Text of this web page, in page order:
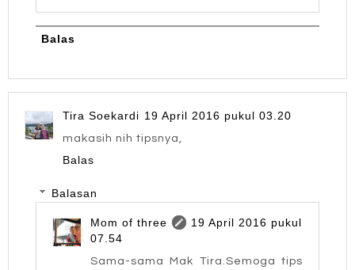
Balas
Tira Soekardi 19 April 2016 pukul 03.20
makasih nih tipsnya,
Balas
Balasan
Mom of three
19 April 2016 pukul
07.54
Sama-sama Mak Tira.Semoga tips